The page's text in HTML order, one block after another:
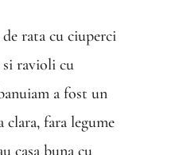
rata cu ciuperci
si ravioli cu
a fost un
clara, fara legume